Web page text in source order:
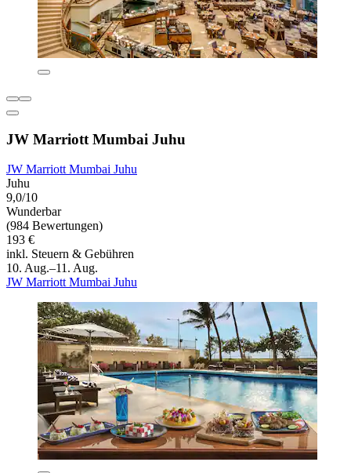
JW Marriott Mumbai Juhu
JW Marriott Mumbai Juhu
Juhu
9,0/10
Wunderbar
(984 Bewertungen)
193 €
inkl. Steuern & Gebühren
10. Aug.–11. Aug.
JW Marriott Mumbai Juhu